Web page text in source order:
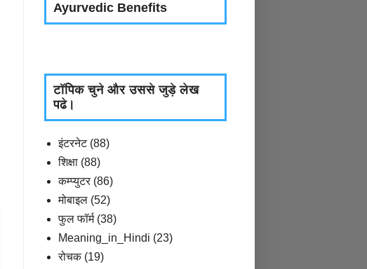
Ayurvedic Benefits
टॉपिक चुने और उससे जुड़े लेख
पढे।
इंटरनेट (88)
शिक्षा (88)
कम्प्युटर (86)
मोबाइल (52)
फुल फॉर्म (38)
Meaning_in_Hindi (23)
रोचक (19)